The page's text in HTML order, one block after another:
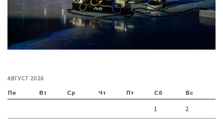
АВГУСТ 2026
Пн Вт Ср Чт Пт Сб Вс
1 2